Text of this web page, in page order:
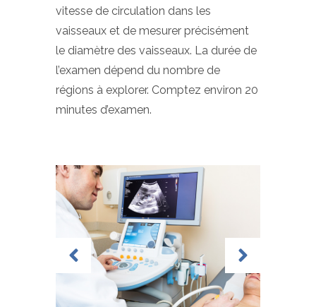
vitesse de circulation dans les
vaisseaux et de mesurer précisément
le diamètre des vaisseaux. La durée de
l’examen dépend du nombre de
régions à explorer. Comptez environ 20
minutes d’examen.